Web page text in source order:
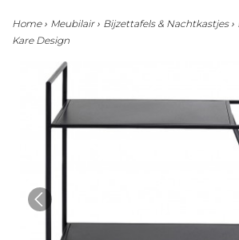
Home Meubilair Bijzettafels & Nachtkastjes
Kare Design